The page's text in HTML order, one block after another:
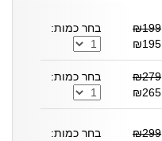
₪199
בחר כמות:
₪279
בחר כמות:
₪299
בחר כמות: